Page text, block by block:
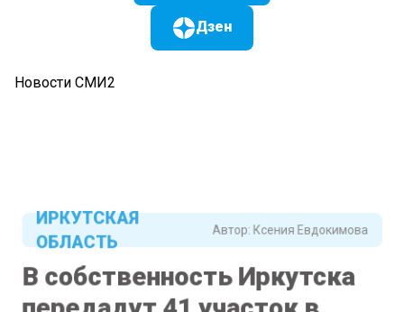
Дзен
Новости СМИ2
ОБЛАСТЬ
В собственность Иркутска
передадут 41 участок в